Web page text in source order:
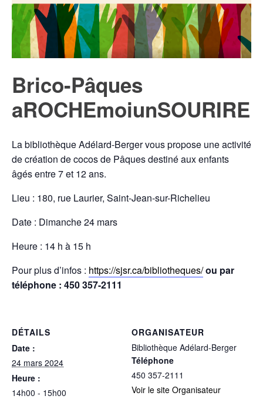
Brico-Pâques
aROCHEmoiunSOURIRE
La bibliothèque Adélard-Berger vous propose une activité
de création de cocos de Pâques destiné aux enfants
âgés entre 7 et 12 ans.
Lieu : 180, rue Laurier, Saint-Jean-sur-Richelieu
Date : Dimanche 24 mars
Heure : 14 h à 15 h
Pour plus d’infos : https://sjsr.ca/bibliotheques/ou par
téléphone : 450 357-2111
DÉTAILS
Date :
24 mars 2024
Heure :
14h00 - 15h00
ORGANISATEUR
Bibliothèque Adélard-Berger
Téléphone
450 357-2111
Voir le site Organisateur